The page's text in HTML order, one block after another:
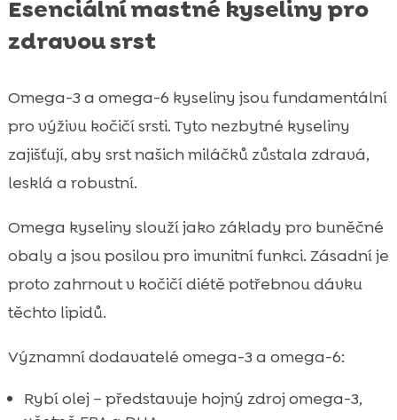
Esenciální mastné kyseliny pro
zdravou srst
Omega-3 a omega-6 kyseliny jsou fundamentální
pro výživu kočičí srsti. Tyto nezbytné kyseliny
zajišťují, aby srst našich miláčků zůstala zdravá,
lesklá a robustní.
Omega kyseliny slouží jako základy pro buněčné
obaly a jsou posilou pro imunitní funkci. Zásadní je
proto zahrnout v kočičí diétě potřebnou dávku
těchto lipidů.
Významní dodavatelé omega-3 a omega-6:
Rybí olej – představuje hojný zdroj omega-3,